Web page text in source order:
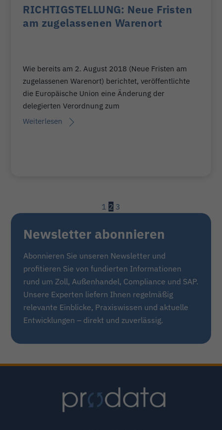
RICHTIGSTELLUNG: Neue Fristen
am zugelassenen Warenort
Wie bereits am 2. August 2018 (Neue Fristen am
zugelassenen Warenort) berichtet, veröffentlichte
die Europäische Union eine Änderung der
delegierten Verordnung zum
Weiterlesen
1 2 3
Newsletter abonnieren
Abonnieren Sie unseren Newsletter und
profitieren Sie von fundierten Informationen
rund um Zoll, Außenhandel, Compliance und SAP.
Unsere Experten liefern Ihnen regelmäßig
relevante Einblicke, Praxiswissen und aktuelle
Entwicklungen – direkt und zuverlässig.